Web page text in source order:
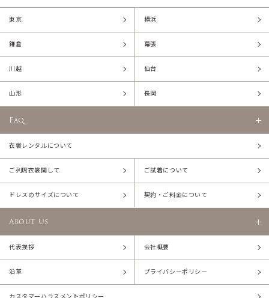
東京 横浜
鎌倉 幕張
川越 仙台
山形 長岡
Faq
衣裳レンタルについて
ご列席衣裳関して ご試着について
ドレスのサイズについて 契約・ご料金について
About Us
代表挨拶 会社概要
沿革 プライバシーポリシー